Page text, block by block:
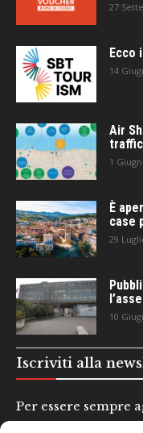
27
Ecco
14
Air
1
È
case
29
10
Iscriviti alla
Per essere sempre